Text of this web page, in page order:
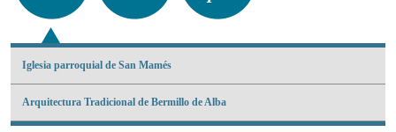
Iglesia parroquial de San Mamés
Arquitectura Tradicional de Bermillo de Alba